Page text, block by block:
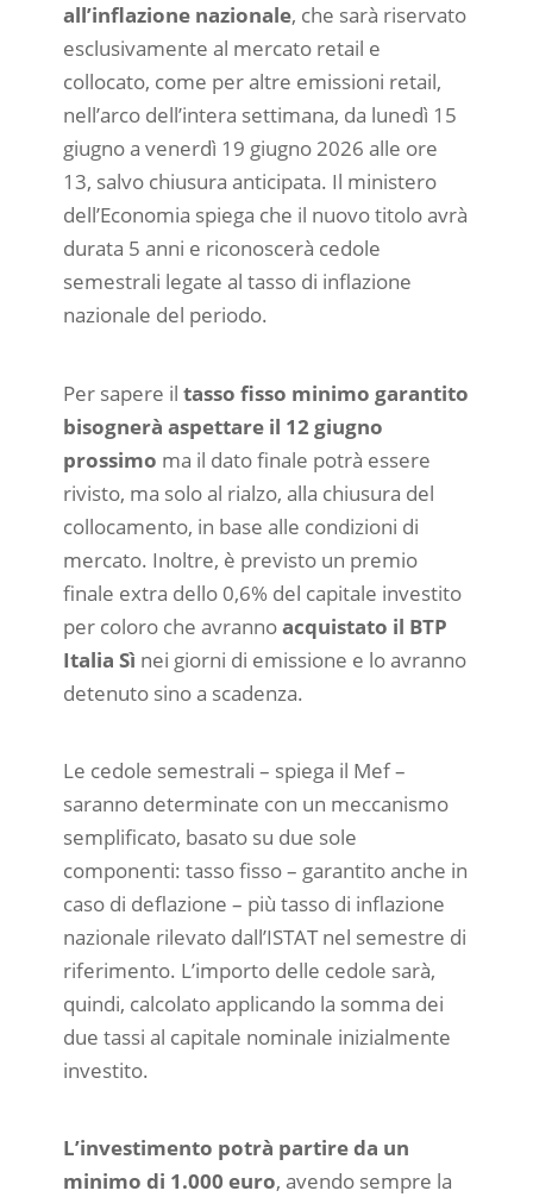
all’inflazione nazionale, che sarà riservato
esclusivamente al mercato retail e
collocato, come per altre emissioni retail,
nell’arco dell’intera settimana, da lunedì 15
giugno a venerdì 19 giugno 2026 alle ore
13, salvo chiusura anticipata. Il ministero
dell’Economia spiega che il nuovo titolo avrà
durata 5 anni e riconoscerà cedole
semestrali legate al tasso di inflazione
nazionale del periodo.
Per sapere il tasso fisso minimo garantito
bisognerà aspettare il 12 giugno
prossimo ma il dato finale potrà essere
rivisto, ma solo al rialzo, alla chiusura del
collocamento, in base alle condizioni di
mercato. Inoltre, è previsto un premio
finale extra dello 0,6% del capitale investito
per coloro che avrannoacquistato il BTP
Italia Sì nei giorni di emissione e lo avranno
detenuto sino a scadenza.
Le cedole semestrali – spiega il Mef –
saranno determinate con un meccanismo
semplificato, basato su due sole
componenti: tasso fisso – garantito anche in
caso di deflazione – più tasso di inflazione
nazionale rilevato dall’ISTAT nel semestre di
riferimento. L’importo delle cedole sarà,
quindi, calcolato applicando la somma dei
due tassi al capitale nominale inizialmente
investito.
L’investimento potrà partire da un
minimo di 1.000 euro, avendo sempre la